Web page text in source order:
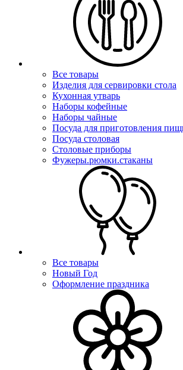
Все товары
Изделия для сервировки стола
Кухонная утварь
Наборы кофейные
Наборы чайные
Посуда для приготовления
Посуда столовая
Столовые приборы
Фужеры.рюмки.стаканы
Все товары
Новый Год
Оформление праздника